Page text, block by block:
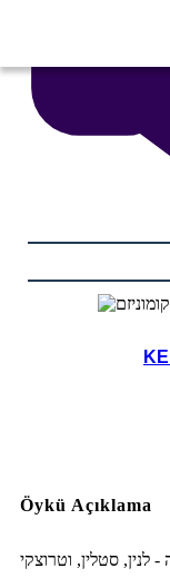
Öykü Açıklama
לנין, סטלין, וטרוצקי